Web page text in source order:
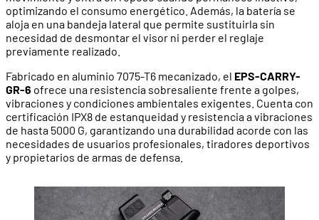
optimizando el consumo energético. Además, la batería se
aloja en una bandeja lateral que permite sustituirla sin
necesidad de desmontar el visor ni perder el reglaje
previamente realizado.
Fabricado en aluminio 7075-T6 mecanizado, el EPS-CARRY-
GR-6 ofrece una resistencia sobresaliente frente a golpes,
vibraciones y condiciones ambientales exigentes. Cuenta con
certificación IPX8 de estanqueidad y resistencia a vibraciones
de hasta 5000 G, garantizando una durabilidad acorde con las
necesidades de usuarios profesionales, tiradores deportivos
y propietarios de armas de defensa.